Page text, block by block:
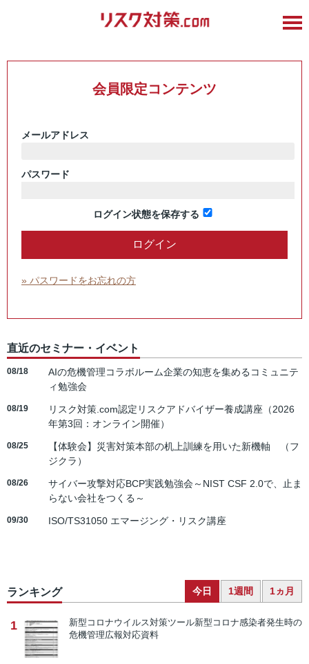
会員限定コンテンツ
メールアドレス
パスワード
ログイン状態を保存する
» パスワードをお忘れの方
直近のセミナー・イベント
08/18
AIの危機管理コラボルーム企業の知恵を集めるコミュニテ
ィ勉強会
08/19
リスク対策.com認定リスクアドバイザー養成講座（2026
年第3回：オンライン開催）
08/25
【体験会】災害対策本部の机上訓練を用いた新機軸 （フ
ジクラ）
08/26
サイバー攻撃対応BCP実践勉強会～NIST CSF 2.0で、止ま
らない会社をつくる～
09/30 ISO/TS31050 エマージング・リスク講座
ランキング 今日 1週間 1ヵ月
1 新型コロナウイルス対策ツール新型コロナ感染者発生時の
危機管理広報対応資料